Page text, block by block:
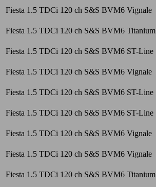
Fiesta 1.5 TDCi 120 ch S&S BVM6 Vignale
Fiesta 1.5 TDCi 120 ch S&S BVM6 Titanium
Fiesta 1.5 TDCi 120 ch S&S BVM6 ST-Line
Fiesta 1.5 TDCi 120 ch S&S BVM6 Vignale
Fiesta 1.5 TDCi 120 ch S&S BVM6 ST-Line
Fiesta 1.5 TDCi 120 ch S&S BVM6 ST-Line
Fiesta 1.5 TDCi 120 ch S&S BVM6 Vignale
Fiesta 1.5 TDCi 120 ch S&S BVM6 Vignale
Fiesta 1.5 TDCi 120 ch S&S BVM6 Titanium